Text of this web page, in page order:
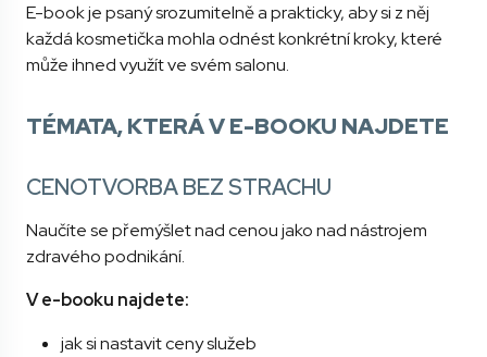
E-book je psaný srozumitelně a prakticky, aby si z něj
každá kosmetička mohla odnést konkrétní kroky, které
může ihned využít ve svém salonu.
TÉMATA, KTERÁ V E-BOOKU NAJDETE
CENOTVORBA BEZ STRACHU
Naučíte se přemýšlet nad cenou jako nad nástrojem
zdravého podnikání.
V e-booku najdete:
jak si nastavit ceny služeb